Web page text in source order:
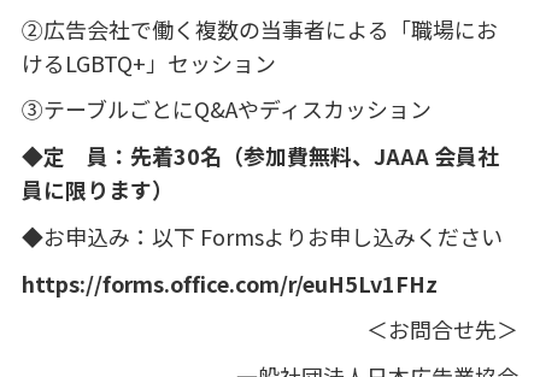
②広告会社で働く複数の当事者による「職場にお
けるLGBTQ+ 」セッション
③テーブルごとにQ&Aやディスカッション
◆定 員：先着30名（参加費無料、JAAA 会員社
員に限ります）
◆お申込み：以下 Formsよりお申し込みください
https://forms.office.com/r/euH5Lv1FHz
＜お問合せ先＞